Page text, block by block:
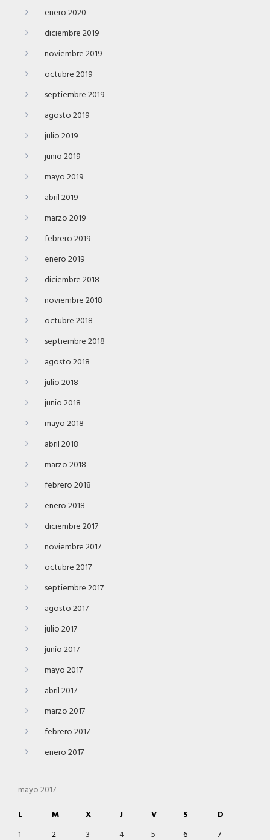
enero 2020
diciembre 2019
noviembre 2019
octubre 2019
septiembre 2019
agosto 2019
julio 2019
junio 2019
mayo 2019
abril 2019
marzo 2019
febrero 2019
enero 2019
diciembre 2018
noviembre 2018
octubre 2018
septiembre 2018
agosto 2018
julio 2018
junio 2018
mayo 2018
abril 2018
marzo 2018
febrero 2018
enero 2018
diciembre 2017
noviembre 2017
octubre 2017
septiembre 2017
agosto 2017
julio 2017
junio 2017
mayo 2017
abril 2017
marzo 2017
febrero 2017
enero 2017
mayo 2017
L
M X J V S
D
1
2 3 4 5 6 7